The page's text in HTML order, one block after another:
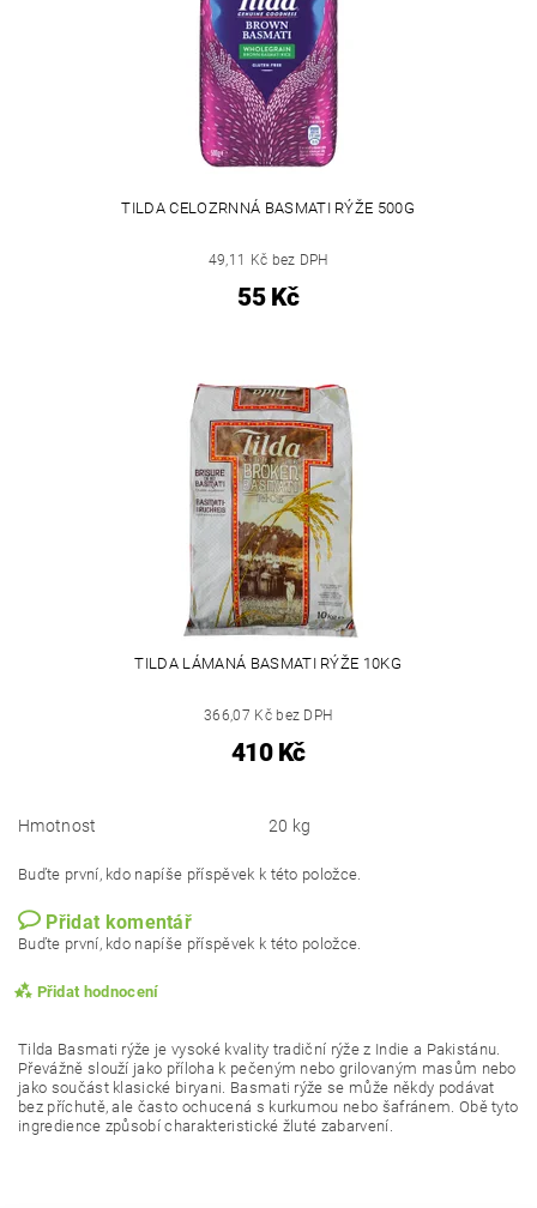
TILDA CELOZRNNÁ BASMATI RÝŽE 500G
49,11 Kč bez DPH
55 Kč
TILDA LÁMANÁ BASMATI RÝŽE 10KG
366,07 Kč bez DPH
410 Kč
Hmotnost 20 kg
Buďte první, kdo napíše příspěvek k této položce.
Přidat komentář
Buďte první, kdo napíše příspěvek k této položce.
Přidat hodnocení
Tilda Basmati rýže je vysoké kvality tradiční rýže z Indie a Pakistánu.
Převážně slouží jako příloha k pečeným nebo grilovaným masům nebo
jako součást klasické biryani. Basmati rýže se může někdy podávat
bez příchutě, ale často ochucená s kurkumou nebo šafránem. Obě tyto
ingredience způsobí charakteristické žluté zabarvení.